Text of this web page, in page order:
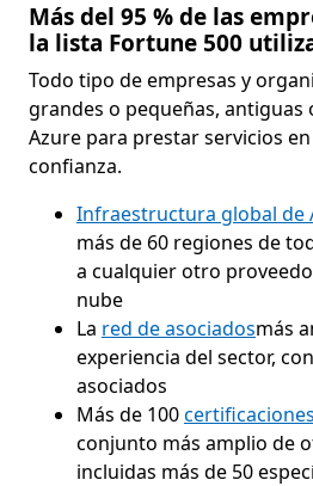
Más del 95 % de las
la lista Fortune 500
Todo tipo de empresas y
grandes o pequeñas, antiguas
Azure para prestar servicios
confianza.
Infraestructura global de
más de 60 regiones de
a cualquier otro
nube
La red de asociadosmás
experiencia del sector,
asociados
Más de 100
conjunto más amplio de
incluidas más de 50